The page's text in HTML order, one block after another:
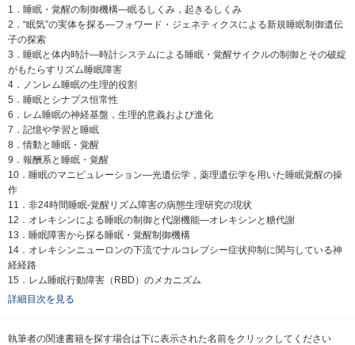
1．睡眠・覚醒の制御機構―眠るしくみ，起きるしくみ
2．“眠気”の実体を探る―フォワード・ジェネティクスによる新規睡眠制御遺伝
子の探索
3．睡眠と体内時計―時計システムによる睡眠・覚醒サイクルの制御とその破綻
がもたらすリズム睡眠障害
4．ノンレム睡眠の生理的役割
5．睡眠とシナプス恒常性
6．レム睡眠の神経基盤，生理的意義および進化
7．記憶や学習と睡眠
8．情動と睡眠・覚醒
9．報酬系と睡眠・覚醒
10．睡眠のマニピュレーション―光遺伝学，薬理遺伝学を用いた睡眠覚醒の操
作
11．非24時間睡眠-覚醒リズム障害の病態生理研究の現状
12．オレキシンによる睡眠の制御と代謝機能―オレキシンと糖代謝
13．睡眠障害から探る睡眠・覚醒制御機構
14．オレキシンニューロンの下流でナルコレプシー症状抑制に関与している神
経経路
15．レム睡眠行動障害（RBD）のメカニズム
詳細目次を見る
執筆者の関連書籍を探す場合は下に表示された名前をクリックしてください